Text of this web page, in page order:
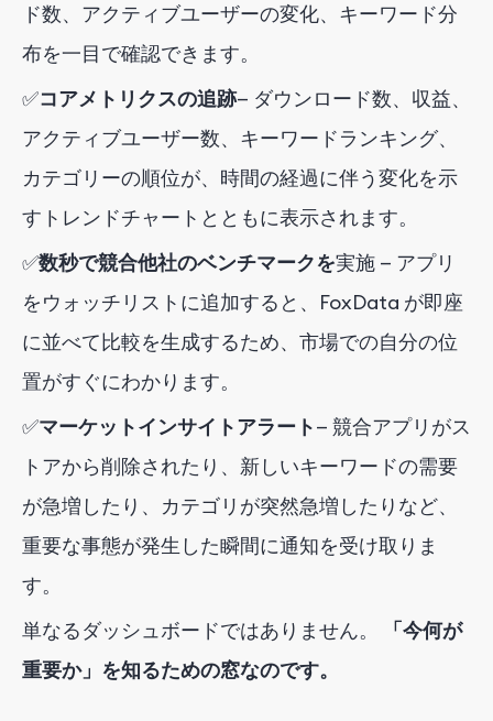
ド数、アクティブユーザーの変化、キーワード分
布を一目で確認できます。
✅コアメトリクスの追跡— ダウンロード数、収益、
アクティブユーザー数、キーワードランキング、
カテゴリーの順位が、時間の経過に伴う変化を示
すトレンドチャートとともに表示されます。
✅数秒で競合他社のベンチマークを実施 — アプリ
をウォッチリストに追加すると、FoxData が即座
に並べて比較を生成するため、市場での自分の位
置がすぐにわかります。
✅マーケットインサイトアラート— 競合アプリがス
トアから削除されたり、新しいキーワードの需要
が急増したり、カテゴリが突然急増したりなど、
重要な事態が発生した瞬間に通知を受け取りま
す。
単なるダッシュボードではありません。
「今何が
重要か」を知るための窓なのです。